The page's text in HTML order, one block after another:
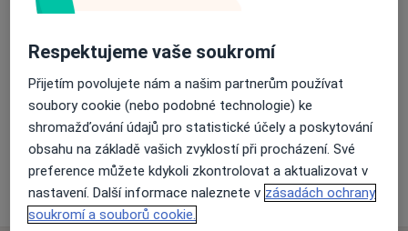
Dostupnost
Na této adrese online kalendář není aktivní
Co mám v takové situaci udělat?
Způsoby platby (soukromé návštěvy)
Na teto adrese lékař přijímá pacienty na pojišťovnu
Detaily
Více
o adrese
Respektujeme vaše soukromí
Přijetím povolujete nám a našim partnerům používat
soubory cookie (nebo podobné technologie) ke
shromažďování údajů pro statistické účely a poskytování
obsahu na základě vašich zvyklostí při procházení. Své
preference můžete kdykoli zkontrolovat a aktualizovat v
nastavení. Další informace naleznete v zásadách ochrany
soukromí a souborů cookie.